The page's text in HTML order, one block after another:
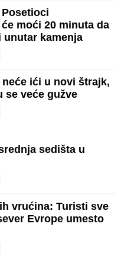
moći 20 minuta da
unutar kamenja
ići u novi štrajk,
se veće gužve
sedišta u
vrućina: Turisti sve
Evrope umesto